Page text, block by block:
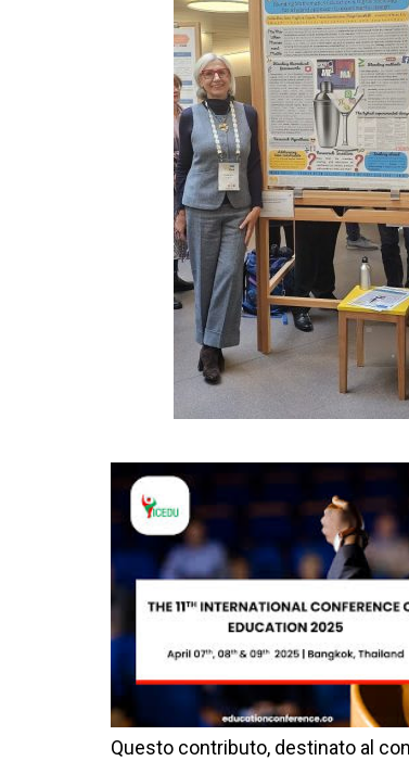
Questo contributo, destinato al